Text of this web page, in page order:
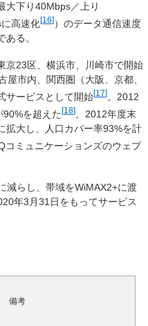
大下り40Mbps／上り
高速化[16]）のデータ通信速度
る。
京23区、横浜市、川崎市で開始
市内、関西圏（大阪、京都、
サービスとして開始[17] 。2012
を超えた[18]。2012年度末
拡大し、人口カバー率93%を計
コミュニケーションズのウェブ
減らし、帯域をWiMAX2+に渡
年3月31日をもってサービス
備考